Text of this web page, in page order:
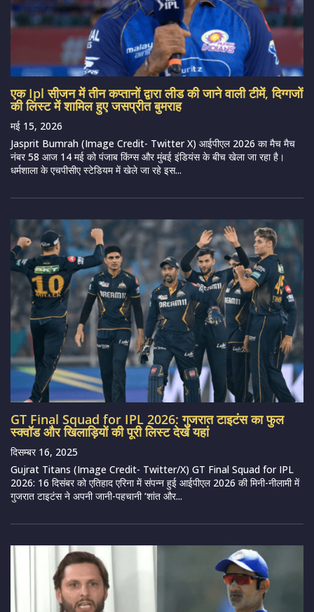
एक Ipl सीजन में तीन कप्तानों द्वारा लीड की जाने वाली टीमें, दिग्गजों
की लिस्ट में शामिल हुए जसप्रीत बुमराह
मई 15, 2026
Jasprit Bumrah (Image Credit- Twitter X) आईपीएल 2026 का मैच मैच
नंबर 58 आज 14 मई को पंजाब किंग्स और मुंबई इंडियंस के बीच खेला जा रहा है।
धर्मशाला के एचपीसीए स्टेडियम में खेले जा रहे इस...
GT Final Squad for IPL 2026: गुजरात टाइटंस का फुल
स्क्वॉड और खिलाड़ियों की पूरी लिस्ट देखें यहां
दिसम्बर 16, 2025
Gujrat Titans (Image Credit- Twitter/X) GT Final Squad for IPL
2026: 16 दिसंबर को एतिहाद एरिना में संपन्न हुई आईपीएल 2026 की मिनी-नीलामी में
गुजरात टाइटंस ने अपनी जानी-पहचानी ‘शांत और...